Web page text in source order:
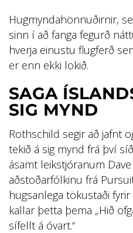
Hugmyndahönnuðirnir,
sinn í að fanga fegurð
hverja einustu flugferð
er enn ekki lokið.
SAGA
SIG MYND
Rothschild segir að jafnt
tekið á sig mynd frá því
ásamt leikstjóranum
aðstoðarfólkinu frá
hugsanlega tökustaði
kallar þetta þema „Hið
sífellt á óvart.“